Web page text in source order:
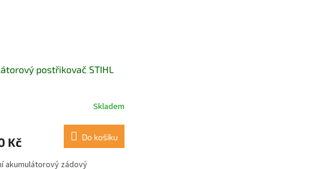
postřikovač STIHL
Skladem
Kč Do košíku
akumulátorový zádový